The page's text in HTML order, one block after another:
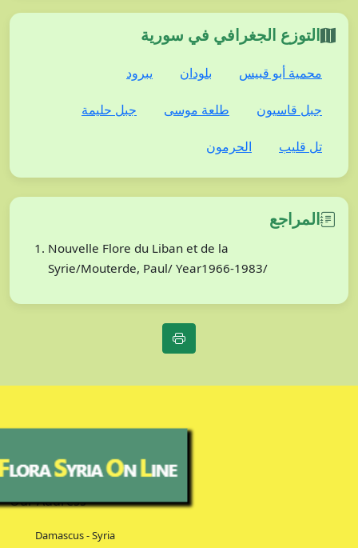
التوزع الجغرافي في سورية
محمية أبو قبيس بلودان يبرود
جبل قاسيون طلعة موسى جبل حليمة
تل قليب الحرمون
المراجع
Nouvelle Flore du Liban et de la
Syrie/Mouterde, Paul/ Year1966-1983/
Our Address
Damascus - Syria